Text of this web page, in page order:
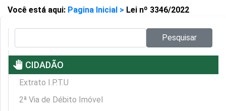
Você está aqui: Pagina Inicial > Lei nº 3346/2022
Pesquisar
pan_tool CIDADÃO
Extrato I.P.T.U
2ª Via de Débito Imóvel